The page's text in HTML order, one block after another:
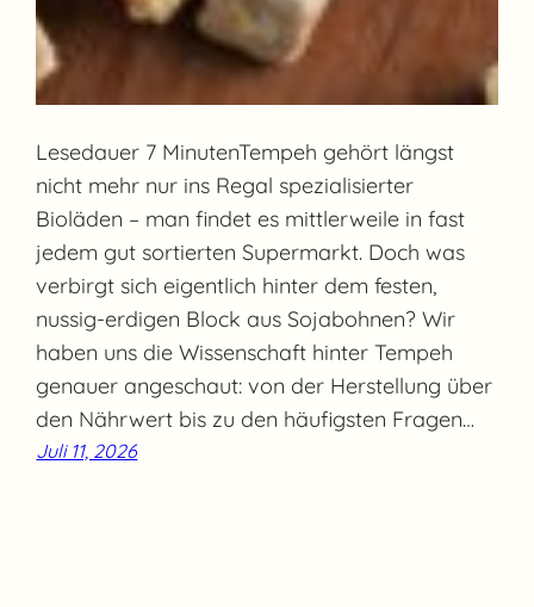
Lesedauer 7 MinutenTempeh gehört längst
nicht mehr nur ins Regal spezialisierter
Bioläden – man findet es mittlerweile in fast
jedem gut sortierten Supermarkt. Doch was
verbirgt sich eigentlich hinter dem festen,
nussig-erdigen Block aus Sojabohnen? Wir
haben uns die Wissenschaft hinter Tempeh
genauer angeschaut: von der Herstellung über
den Nährwert bis zu den häufigsten Fragen…
Juli 11, 2026